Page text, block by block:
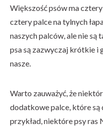
Większość psów ma
cztery palce na tylnych
naszych palców, ale nie są
psa są zazwyczaj krótkie i
nasze.
Warto zauważyć, że
dodatkowe palce, które są
przykład, niektóre psy ras